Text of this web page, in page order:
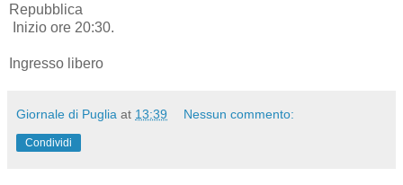
Repubblica
Inizio ore 20:30.
Ingresso libero
Giornale di Puglia at 13:39 Nessun commento:
Condividi